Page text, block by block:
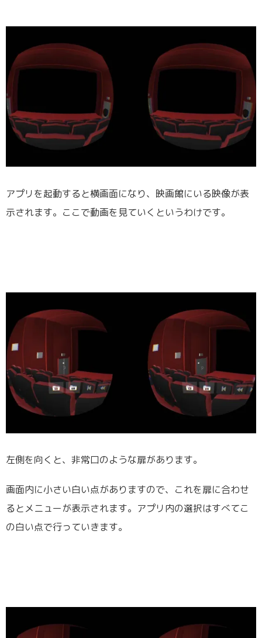
アプリを起動すると横画面になり、映画館にいる映像が表
示されます。ここで動画を見ていくというわけです。
左側を向くと、非常口のような扉があります。
画面内に小さい白い点がありますので、これを扉に合わせ
るとメニューが表示されます。アプリ内の選択はすべてこ
の白い点で行っていきます。